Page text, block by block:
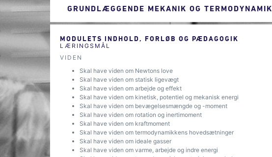
GRUNDLÆGGENDE MEKANIK OG TERMODYNAMIK
MODULETS INDHOLD, FORLØB OG PÆDAGOGIK
LÆRINGSMÅL
VIDEN
Skal have viden om Newtons love
Skal have viden om statisk ligevægt
Skal have viden om arbejde og effekt
Skal have viden om kinetisk, potentiel og mekanisk energi
Skal have viden om bevægelsesmængde og -moment
Skal have viden om rotation og inertimoment
Skal have viden om kraftmoment
Skal have viden om termodynamikkens hovedsætninger
Skal have viden om ideale gasser
Skal have viden om varme, arbejde og indre energi